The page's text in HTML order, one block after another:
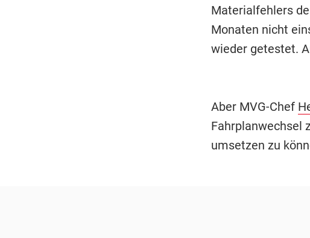
Materialfehlers
Monaten nicht
wieder getestet.
Aber MVG-Chef
Fahrplanwechsel
umsetzen zu